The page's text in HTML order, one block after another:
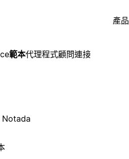
產品
範本代理程式顧問連接